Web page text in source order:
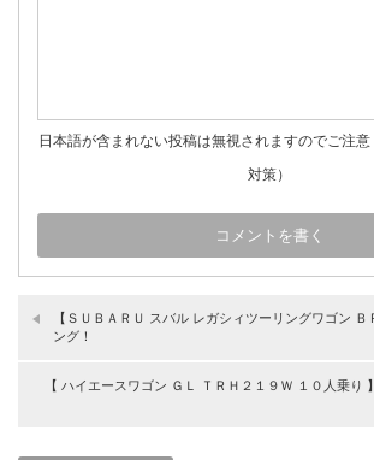
日本語が含まれない投稿は無視されますのでご注
対策）
【ＳＵＢＡＲＵ スバル レガシィツーリングワゴン Ｂ
ング！
【 ハイエースワゴン ＧＬ ＴＲＨ２１９Ｗ １０人乗り